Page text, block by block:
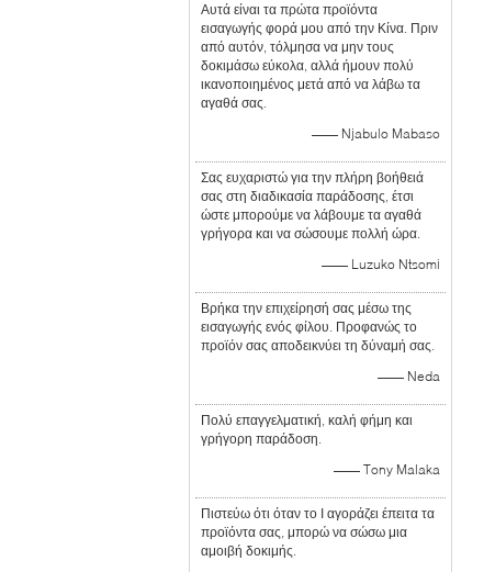
Αυτά είναι τα πρώτα προϊόντα
εισαγωγής φορά μου από την Κίνα. Πριν
από αυτόν, τόλμησα να μην τους
δοκιμάσω εύκολα, αλλά ήμουν πολύ
ικανοποιημένος μετά από να λάβω τα
αγαθά σας.
—— Njabulo Mabaso
Σας ευχαριστώ για την πλήρη βοήθειά
σας στη διαδικασία παράδοσης, έτσι
ώστε μπορούμε να λάβουμε τα αγαθά
γρήγορα και να σώσουμε πολλή ώρα.
—— Luzuko Ntsomi
Βρήκα την επιχείρησή σας μέσω της
εισαγωγής ενός φίλου. Προφανώς το
προϊόν σας αποδεικνύει τη δύναμή σας.
—— Neda
Πολύ επαγγελματική, καλή φήμη και
γρήγορη παράδοση.
—— Tony Malaka
Πιστεύω ότι όταν το Ι αγοράζει έπειτα τα
προϊόντα σας, μπορώ να σώσω μια
αμοιβή δοκιμής.